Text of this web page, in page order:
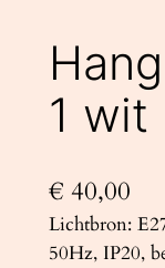
1 wit
€ 40,00
Lichtbron:
50Hz, IP20,